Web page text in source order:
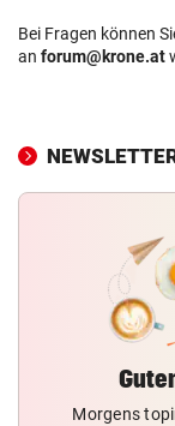
Bei Fragen können
an forum@krone.at
Morgens